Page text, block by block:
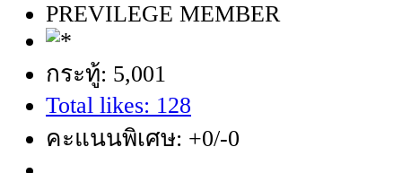
PREVILEGE MEMBER
กระทู้: 5,001
Total likes: 128
คะแนนพิเศษ: +0/-0